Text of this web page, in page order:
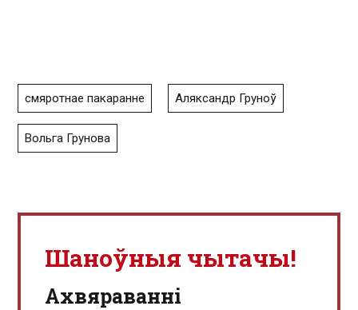
смяротнае пакаранне Аляксандр Груноў
Вольга Грунова
Шаноўныя чытачы!
Aхвяраванні